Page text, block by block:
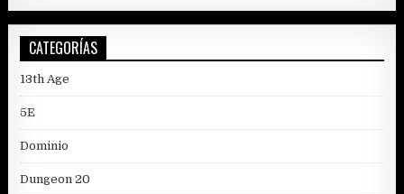
CATEGORÍAS
13th Age
5E
Dominio
Dungeon 20